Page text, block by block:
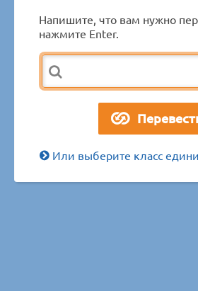
Напишите, что вам нужно
нажмите Enter.
Или выберите класс